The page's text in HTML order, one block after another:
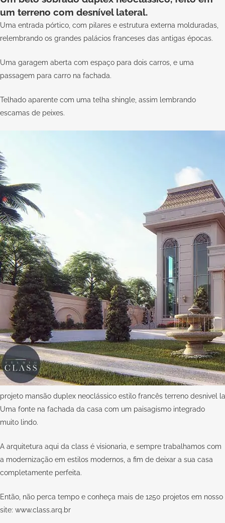
um terreno com desnível lateral.
Uma entrada pórtico, com pilares e estrutura externa molduradas,
relembrando os grandes palácios franceses das antigas épocas.
Uma garagem aberta com espaço para dois carros, e uma
passagem para carro na fachada.
Telhado aparente com uma telha shingle, assim lembrando
escamas de peixes.
projeto mansão duplex neoclássico estilo francês terreno desnivel
Uma fonte na fachada da casa com um paisagismo integrado
muito lindo.
A arquitetura aqui da class é visionaria, e sempre trabalhamos com
a modernização em estilos modernos, a fim de deixar a sua casa
completamente perfeita.
Então, não perca tempo e conheça mais de 1250 projetos em nosso
site: www.class.arq.br